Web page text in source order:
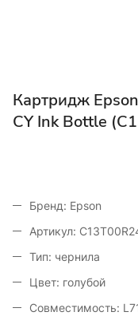
Картридж
CY Ink Bottle
Бренд: Epson
Артикул:
Тип: чернила
Цвет: голубой
Совместимость: